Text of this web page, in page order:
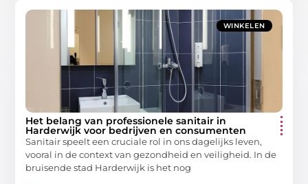
WINKELEN
Het belang van professionele sanitair in
Harderwijk voor bedrijven en consumenten
Sanitair speelt een cruciale rol in ons dagelijks leven,
vooral in de context van gezondheid en veiligheid. In de
bruisende stad Harderwijk is het nog